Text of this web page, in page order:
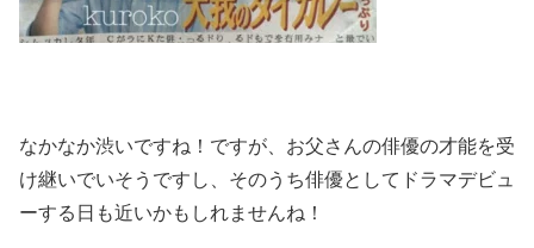
なかなか渋いですね！ですが、お父さんの俳優の才能を受
け継いでいそうですし、そのうち俳優としてドラマデビュ
ーする日も近いかもしれませんね！